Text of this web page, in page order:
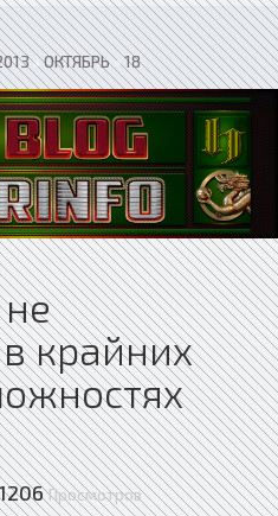
»ОКТЯБРЬ»18
крайних
1206 Просмотров